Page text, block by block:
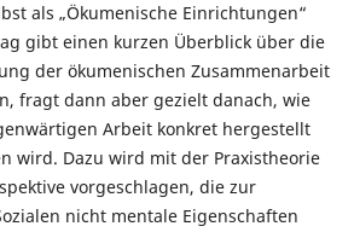
als „Ökumenische Einrichtungen“
gibt einen kurzen Überblick über die
der ökumenischen Zusammenarbeit
fragt dann aber gezielt danach, wie
Arbeit konkret hergestellt
wird. Dazu wird mit der Praxistheorie
vorgeschlagen, die zur
nicht mentale Eigenschaften